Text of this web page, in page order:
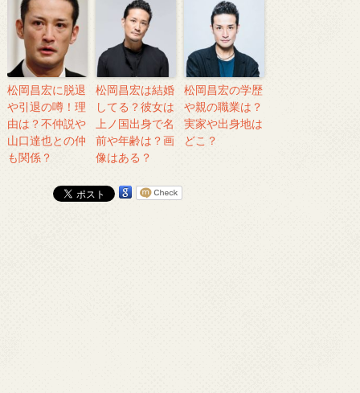
松岡昌宏に脱退
や引退の噂！理
由は？不仲説や
山口達也との仲
も関係？
松岡昌宏は結婚
してる？彼女は
上ノ国出身で名
前や年齢は？画
像はある？
松岡昌宏の学歴
や親の職業は？
実家や出身地は
どこ？